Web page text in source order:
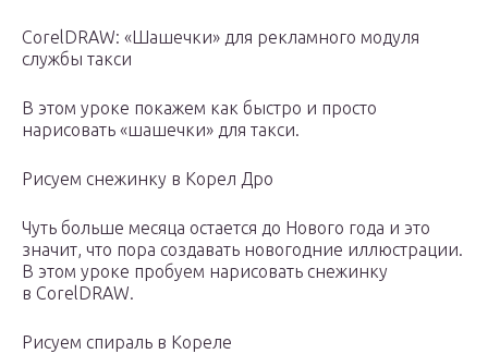
CorelDRAW: «Шашечки» для рекламного модуля
службы такси
В этом уроке покажем как быстро и просто
нарисовать «шашечки» для такси.
Рисуем снежинку в Корел Дро
Чуть больше месяца остается до Нового года и это
значит, что пора создавать новогодние иллюстрации.
В этом уроке пробуем нарисовать снежинку
в CorelDRAW.
Рисуем спираль в Кореле